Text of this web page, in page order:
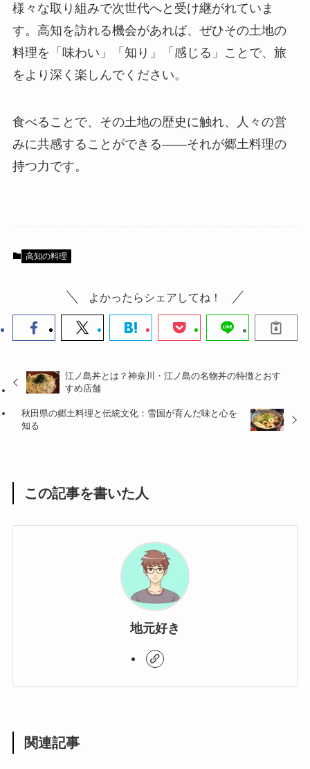
様々な取り組みで次世代へと受け継がれていま
す。高知を訪れる機会があれば、ぜひその土地の
料理を「味わい」「知り」「感じる」ことで、旅
をより深く楽しんでください。
食べることで、その土地の歴史に触れ、人々の営
みに共感することができる——それが郷土料理の
持つ力です。
高知の料理
よかったらシェアしてね！
江ノ島丼とは？神奈川・江ノ島の名物丼の特徴とおす
すめ店舗
秋田県の郷土料理と伝統文化：雪国が育んだ味と心を
知る
この記事を書いた人
地元好き
関連記事